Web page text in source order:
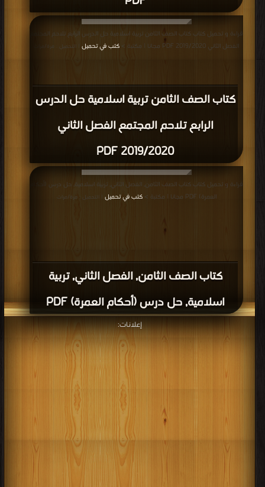
كتاب الصف الثامن تربية اسلامية حل الدرس
الرابع تلاحم المجتمع الفصل الثاني
2019/2020 PDF
قراءة و تحميل كتاب كتاب الصف الثامن تربية اسلامية حل الدرس الرابع تلاحم المجتمع
الفصل الثاني 2019/2020 PDF مجانا | مكتبة >
كتب في تحميل | التحميل : مرة/مرات
كتاب الصف الثامن, الفصل الثاني, تربية
اسلامية, حل درس (أحكام العمرة) PDF
قراءة و تحميل كتاب كتاب الصف الثامن, الفصل الثاني, تربية اسلامية, حل درس (أحكام
العمرة) PDF مجانا | مكتبة >
كتب في تحميل | التحميل : مرة/مرات
إعلانات: